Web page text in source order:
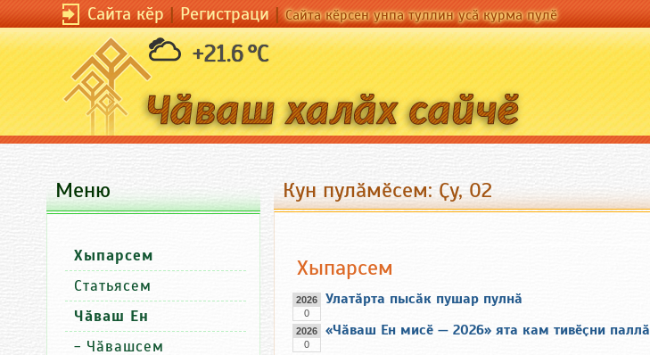
Сайта кӗр|Регистраци|Сайта кӗрсен унпа туллин усӑ курма пулӗ
+21.6 °C
Кун пулӑмӗсем: Ҫу, 02
Хыпарсем
2026
0
Улатӑрта пысӑк пушар пулнӑ
2026
0
«Чӑваш Ен мисӗ — 2026» ята кам тивӗҫни паллӑ
Меню
Хыпарсем
Статьясем
Чӑваш Ен
- Чӑвашсем